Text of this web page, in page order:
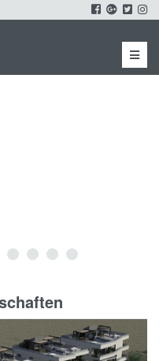
Menu